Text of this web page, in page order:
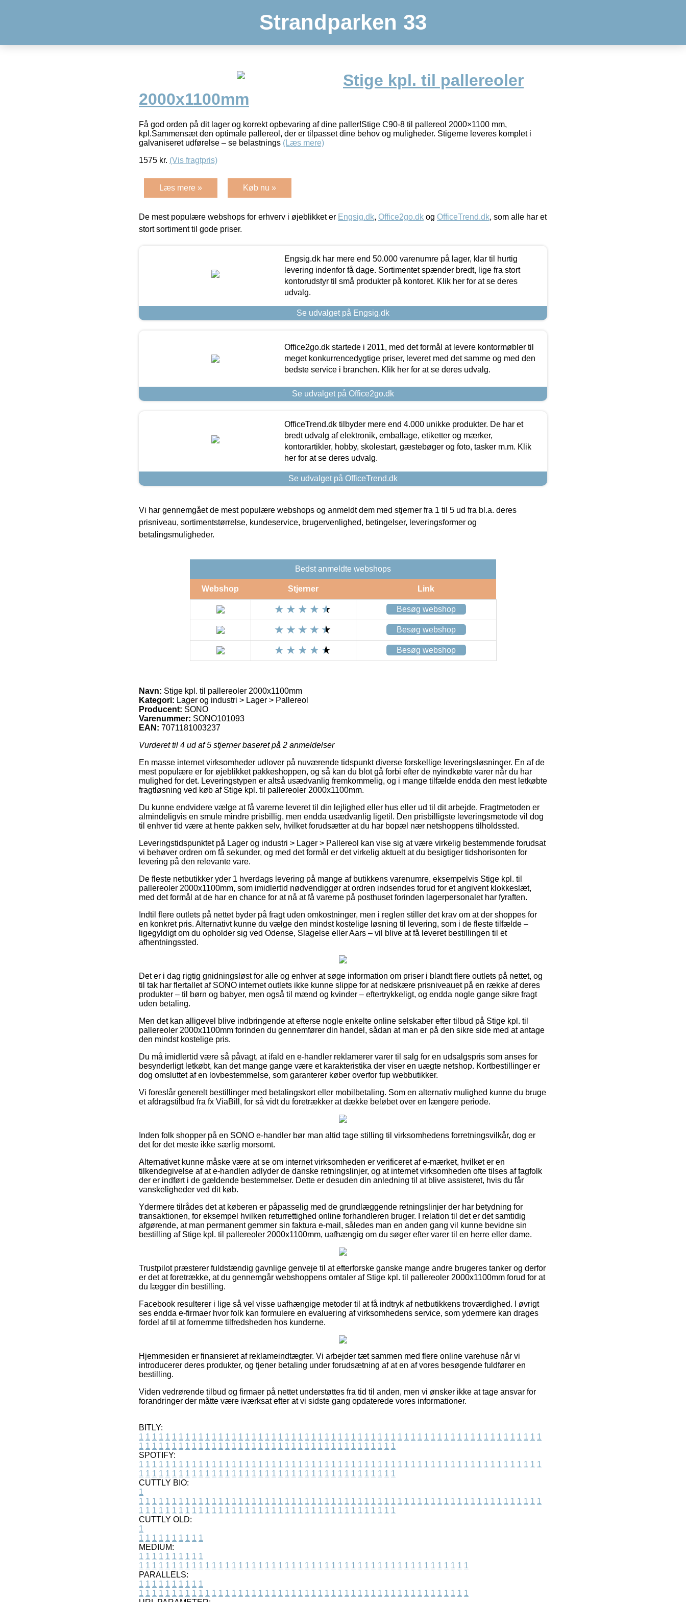
Strandparken 33
Stige kpl. til pallereoler
2000x1100mm
Få god orden på dit lager og korrekt opbevaring af dine paller!Stige C90-8 til pallereol 2000×1100 mm,
kpl.Sammensæt den optimale pallereol, der er tilpasset dine behov og muligheder. Stigerne leveres komplet i
galvaniseret udførelse – se belastnings (Læs mere)
1575 kr. (Vis fragtpris)
Læs mere » Køb nu »
De mest populære webshops for erhverv i øjeblikket er Engsig.dk, Office2go.dk og OfficeTrend.dk, som alle har et
stort sortiment til gode priser.
Engsig.dk har mere end 50.000 varenumre på lager, klar til hurtig
levering indenfor få dage. Sortimentet spænder bredt, lige fra stort
kontorudstyr til små produkter på kontoret. Klik her for at se deres
udvalg.
Se udvalget på Engsig.dk
Office2go.dk startede i 2011, med det formål at levere kontormøbler til
meget konkurrencedygtige priser, leveret med det samme og med den
bedste service i branchen. Klik her for at se deres udvalg.
Se udvalget på Office2go.dk
OfficeTrend.dk tilbyder mere end 4.000 unikke produkter. De har et
bredt udvalg af elektronik, emballage, etiketter og mærker,
kontorartikler, hobby, skolestart, gæstebøger og foto, tasker m.m. Klik
her for at se deres udvalg.
Se udvalget på OfficeTrend.dk
Vi har gennemgået de mest populære webshops og anmeldt dem med stjerner fra 1 til 5 ud fra bl.a. deres
prisniveau, sortimentstørrelse, kundeservice, brugervenlighed, betingelser, leveringsformer og
betalingsmuligheder.
Bedst anmeldte webshops
Webshop Stjerner Link
Besøg webshop
Besøg webshop
Besøg webshop
Navn: Stige kpl. til pallereoler 2000x1100mm
Kategori: Lager og industri > Lager > Pallereol
Producent: SONO
Varenummer: SONO101093
EAN: 7071181003237
Vurderet til 4 ud af 5 stjerner baseret på 2 anmeldelser
En masse internet virksomheder udlover på nuværende tidspunkt diverse forskellige leveringsløsninger. En af de
mest populære er for øjeblikket pakkeshoppen, og så kan du blot gå forbi efter de nyindkøbte varer når du har
mulighed for det. Leveringstypen er altså usædvanlig fremkommelig, og i mange tilfælde endda den mest letkøbte
fragtløsning ved køb af Stige kpl. til pallereoler 2000x1100mm.
Du kunne endvidere vælge at få varerne leveret til din lejlighed eller hus eller ud til dit arbejde. Fragtmetoden er
almindeligvis en smule mindre prisbillig, men endda usædvanlig ligetil. Den prisbilligste leveringsmetode vil dog
til enhver tid være at hente pakken selv, hvilket forudsætter at du har bopæl nær netshoppens tilholdssted.
Leveringstidspunktet på Lager og industri > Lager > Pallereol kan vise sig at være virkelig bestemmende forudsat
vi behøver ordren om få sekunder, og med det formål er det virkelig aktuelt at du besigtiger tidshorisonten for
levering på den relevante vare.
De fleste netbutikker yder 1 hverdags levering på mange af butikkens varenumre, eksempelvis Stige kpl. til
pallereoler 2000x1100mm, som imidlertid nødvendiggør at ordren indsendes forud for et angivent klokkeslæt,
med det formål at de har en chance for at nå at få varerne på posthuset forinden lagerpersonalet har fyraften.
Indtil flere outlets på nettet byder på fragt uden omkostninger, men i reglen stiller det krav om at der shoppes for
en konkret pris. Alternativt kunne du vælge den mindst kostelige løsning til levering, som i de fleste tilfælde –
ligegyldigt om du opholder sig ved Odense, Slagelse eller Aars – vil blive at få leveret bestillingen til et
afhentningssted.
Det er i dag rigtig gnidningsløst for alle og enhver at søge information om priser i blandt flere outlets på nettet, og
til tak har flertallet af SONO internet outlets ikke kunne slippe for at nedskære prisniveauet på en række af deres
produkter – til børn og babyer, men også til mænd og kvinder – eftertrykkeligt, og endda nogle gange sikre fragt
uden betaling.
Men det kan alligevel blive indbringende at efterse nogle enkelte online selskaber efter tilbud på Stige kpl. til
pallereoler 2000x1100mm forinden du gennemfører din handel, sådan at man er på den sikre side med at antage
den mindst kostelige pris.
Du må imidlertid være så påvagt, at ifald en e-handler reklamerer varer til salg for en udsalgspris som anses for
besynderligt letkøbt, kan det mange gange være et karakteristika der viser en uægte netshop. Kortbestillinger er
dog omsluttet af en lovbestemmelse, som garanterer køber overfor fup webbutikker.
Vi foreslår generelt bestillinger med betalingskort eller mobilbetaling. Som en alternativ mulighed kunne du bruge
et afdragstilbud fra fx ViaBill, for så vidt du foretrækker at dække beløbet over en længere periode.
Inden folk shopper på en SONO e-handler bør man altid tage stilling til virksomhedens forretningsvilkår, dog er
det for det meste ikke særlig morsomt.
Alternativet kunne måske være at se om internet virksomheden er verificeret af e-mærket, hvilket er en
tilkendegivelse af at e-handlen adlyder de danske retningslinjer, og at internet virksomheden ofte tilses af fagfolk
der er indført i de gældende bestemmelser. Dette er desuden din anledning til at blive assisteret, hvis du får
vanskeligheder ved dit køb.
Ydermere tilrådes det at køberen er påpasselig med de grundlæggende retningslinjer der har betydning for
transaktionen, for eksempel hvilken returrettighed online forhandleren bruger. I relation til det er det samtidig
afgørende, at man permanent gemmer sin faktura e-mail, således man en anden gang vil kunne bevidne sin
bestilling af Stige kpl. til pallereoler 2000x1100mm, uafhængig om du søger efter varer til en herre eller dame.
Trustpilot præsterer fuldstændig gavnlige genveje til at efterforske ganske mange andre brugeres tanker og derfor
er det at foretrække, at du gennemgår webshoppens omtaler af Stige kpl. til pallereoler 2000x1100mm forud for at
du lægger din bestilling.
Facebook resulterer i lige så vel visse uafhængige metoder til at få indtryk af netbutikkens troværdighed. I øvrigt
ses endda e-firmaer hvor folk kan formulere en evaluering af virksomhedens service, som ydermere kan drages
fordel af til at fornemme tilfredsheden hos kunderne.
Hjemmesiden er finansieret af reklameindtægter. Vi arbejder tæt sammen med flere online varehuse når vi
introducerer deres produkter, og tjener betaling under forudsætning af at en af vores besøgende fuldfører en
bestilling.
Viden vedrørende tilbud og firmaer på nettet understøttes fra tid til anden, men vi ønsker ikke at tage ansvar for
forandringer der måtte være iværksat efter at vi sidste gang opdaterede vores informationer.
BITLY:
1 1 1 1 1 1 1 1 1 1 1 1 1 1 1 1 1 1 1 1 1 1 1 1 1 1 1 1 1 1 1 1 1 1 1 1 1 1 1 1 1 1 1 1 1 1 1 1 1 1 1 1 1 1 1 1 1 1 1 1 1
1 1 1 1 1 1 1 1 1 1 1 1 1 1 1 1 1 1 1 1 1 1 1 1 1 1 1 1 1 1 1 1 1 1 1 1 1 1 1
SPOTIFY:
1 1 1 1 1 1 1 1 1 1 1 1 1 1 1 1 1 1 1 1 1 1 1 1 1 1 1 1 1 1 1 1 1 1 1 1 1 1 1 1 1 1 1 1 1 1 1 1 1 1 1 1 1 1 1 1 1 1 1 1 1
1 1 1 1 1 1 1 1 1 1 1 1 1 1 1 1 1 1 1 1 1 1 1 1 1 1 1 1 1 1 1 1 1 1 1 1 1 1 1
CUTTLY BIO:
1
1 1 1 1 1 1 1 1 1 1 1 1 1 1 1 1 1 1 1 1 1 1 1 1 1 1 1 1 1 1 1 1 1 1 1 1 1 1 1 1 1 1 1 1 1 1 1 1 1 1 1 1 1 1 1 1 1 1 1 1 1
1 1 1 1 1 1 1 1 1 1 1 1 1 1 1 1 1 1 1 1 1 1 1 1 1 1 1 1 1 1 1 1 1 1 1 1 1 1 1
CUTTLY OLD:
1
1 1 1 1 1 1 1 1 1 1
MEDIUM:
1 1 1 1 1 1 1 1 1 1
1 1 1 1 1 1 1 1 1 1 1 1 1 1 1 1 1 1 1 1 1 1 1 1 1 1 1 1 1 1 1 1 1 1 1 1 1 1 1 1 1 1 1 1 1 1 1 1 1 1
PARALLELS:
1 1 1 1 1 1 1 1 1 1
1 1 1 1 1 1 1 1 1 1 1 1 1 1 1 1 1 1 1 1 1 1 1 1 1 1 1 1 1 1 1 1 1 1 1 1 1 1 1 1 1 1 1 1 1 1 1 1 1 1